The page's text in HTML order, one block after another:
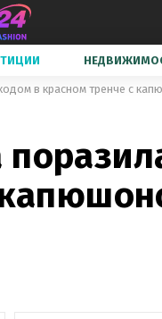
в красном тренче с